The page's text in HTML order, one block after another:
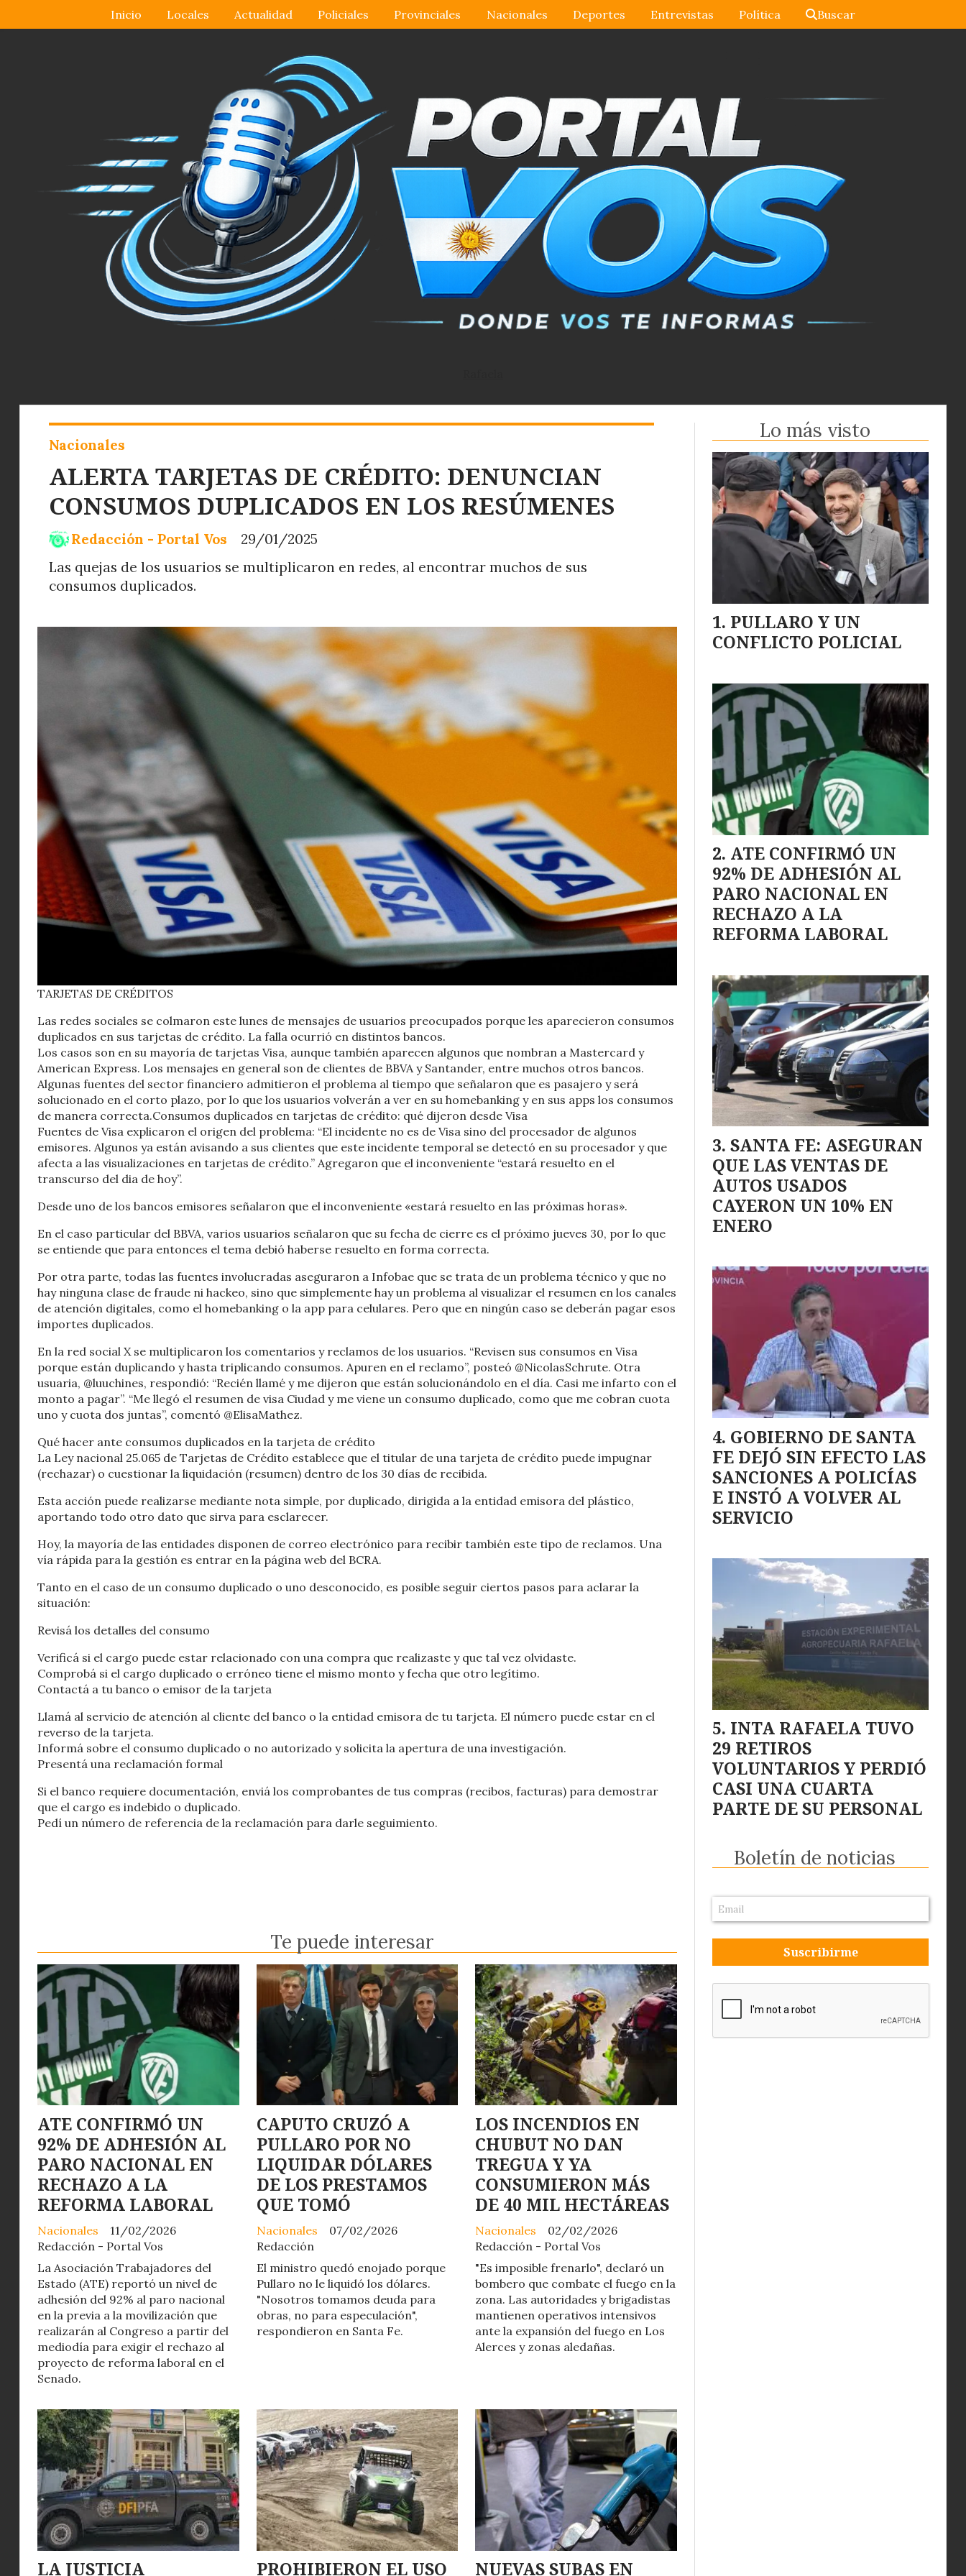
Inicio Locales Actualidad Policiales Provinciales Nacionales Deportes Entrevistas Política Buscar
ALERTA TARJETAS DE CRÉDITO: DENUNCIAN
CONSUMOS DUPLICADOS EN LOS RESÚMENES
Las quejas de los usuarios se multiplicaron en redes, al encontrar muchos de sus
consumos duplicados.
Nacionales
29/01/2025
Redacción - Portal Vos
TARJETAS DE CRÉDITOS
Las redes sociales se colmaron este lunes de mensajes de usuarios preocupados porque les aparecieron consumos
duplicados en sus tarjetas de crédito. La falla ocurrió en distintos bancos.
Los casos son en su mayoría de tarjetas Visa, aunque también aparecen algunos que nombran a Mastercard y
American Express. Los mensajes en general son de clientes de BBVA y Santander, entre muchos otros bancos.
Algunas fuentes del sector financiero admitieron el problema al tiempo que señalaron que es pasajero y será
solucionado en el corto plazo, por lo que los usuarios volverán a ver en su homebanking y en sus apps los consumos
de manera correcta.Consumos duplicados en tarjetas de crédito: qué dijeron desde Visa
Fuentes de Visa explicaron el origen del problema: “El incidente no es de Visa sino del procesador de algunos
emisores. Algunos ya están avisando a sus clientes que este incidente temporal se detectó en su procesador y que
afecta a las visualizaciones en tarjetas de crédito.” Agregaron que el inconveniente “estará resuelto en el
transcurso del dia de hoy”.
Desde uno de los bancos emisores señalaron que el inconveniente «estará resuelto en las próximas horas».
En el caso particular del BBVA, varios usuarios señalaron que su fecha de cierre es el próximo jueves 30, por lo que
se entiende que para entonces el tema debió haberse resuelto en forma correcta.
Por otra parte, todas las fuentes involucradas aseguraron a Infobae que se trata de un problema técnico y que no
hay ninguna clase de fraude ni hackeo, sino que simplemente hay un problema al visualizar el resumen en los canales
de atención digitales, como el homebanking o la app para celulares. Pero que en ningún caso se deberán pagar esos
importes duplicados.
En la red social X se multiplicaron los comentarios y reclamos de los usuarios. “Revisen sus consumos en Visa
porque están duplicando y hasta triplicando consumos. Apuren en el reclamo”, posteó @NicolasSchrute. Otra
usuaria, @luuchines, respondió: “Recién llamé y me dijeron que están solucionándolo en el día. Casi me infarto con el
monto a pagar”. “Me llegó el resumen de visa Ciudad y me viene un consumo duplicado, como que me cobran cuota
uno y cuota dos juntas”, comentó @ElisaMathez.
Qué hacer ante consumos duplicados en la tarjeta de crédito
La Ley nacional 25.065 de Tarjetas de Crédito establece que el titular de una tarjeta de crédito puede impugnar
(rechazar) o cuestionar la liquidación (resumen) dentro de los 30 días de recibida.
Esta acción puede realizarse mediante nota simple, por duplicado, dirigida a la entidad emisora del plástico,
aportando todo otro dato que sirva para esclarecer.
Hoy, la mayoría de las entidades disponen de correo electrónico para recibir también este tipo de reclamos. Una
vía rápida para la gestión es entrar en la página web del BCRA.
Tanto en el caso de un consumo duplicado o uno desconocido, es posible seguir ciertos pasos para aclarar la
situación:
Revisá los detalles del consumo
Verificá si el cargo puede estar relacionado con una compra que realizaste y que tal vez olvidaste.
Comprobá si el cargo duplicado o erróneo tiene el mismo monto y fecha que otro legítimo.
Contactá a tu banco o emisor de la tarjeta
Llamá al servicio de atención al cliente del banco o la entidad emisora de tu tarjeta. El número puede estar en el
reverso de la tarjeta.
Informá sobre el consumo duplicado o no autorizado y solicita la apertura de una investigación.
Presentá una reclamación formal
Si el banco requiere documentación, enviá los comprobantes de tus compras (recibos, facturas) para demostrar
que el cargo es indebido o duplicado.
Pedí un número de referencia de la reclamación para darle seguimiento.
Te puede interesar
ATE CONFIRMÓ UN
92% DE ADHESIÓN AL
PARO NACIONAL EN
RECHAZO A LA
REFORMA LABORAL
Redacción - Portal Vos
Nacionales 11/02/2026
La Asociación Trabajadores del
Estado (ATE) reportó un nivel de
adhesión del 92% al paro nacional
en la previa a la movilización que
realizarán al Congreso a partir del
mediodía para exigir el rechazo al
proyecto de reforma laboral en el
Senado.
CAPUTO CRUZÓ A
PULLARO POR NO
LIQUIDAR DÓLARES
DE LOS PRESTAMOS
QUE TOMÓ
Redacción
Nacionales 07/02/2026
El ministro quedó enojado porque
Pullaro no le liquidó los dólares.
"Nosotros tomamos deuda para
obras, no para especulación",
respondieron en Santa Fe.
LOS INCENDIOS EN
CHUBUT NO DAN
TREGUA Y YA
CONSUMIERON MÁS
DE 40 MIL HECTÁREAS
Redacción - Portal Vos
Nacionales 02/02/2026
"Es imposible frenarlo", declaró un
bombero que combate el fuego en la
zona. Las autoridades y brigadistas
mantienen operativos intensivos
ante la expansión del fuego en Los
Alerces y zonas aledañas.
LA JUSTICIA PROHIBIERON EL USO NUEVAS SUBAS EN
Lo más visto
PULLARO Y UN
CONFLICTO POLICIAL
ATE CONFIRMÓ UN
92% DE ADHESIÓN AL
PARO NACIONAL EN
RECHAZO A LA
REFORMA LABORAL
SANTA FE: ASEGURAN
QUE LAS VENTAS DE
AUTOS USADOS
CAYERON UN 10% EN
ENERO
GOBIERNO DE SANTA
FE DEJÓ SIN EFECTO LAS
SANCIONES A POLICÍAS
E INSTÓ A VOLVER AL
SERVICIO
INTA RAFAELA TUVO
29 RETIROS
VOLUNTARIOS Y PERDIÓ
CASI UNA CUARTA
PARTE DE SU PERSONAL
Boletín de noticias
Suscribirme